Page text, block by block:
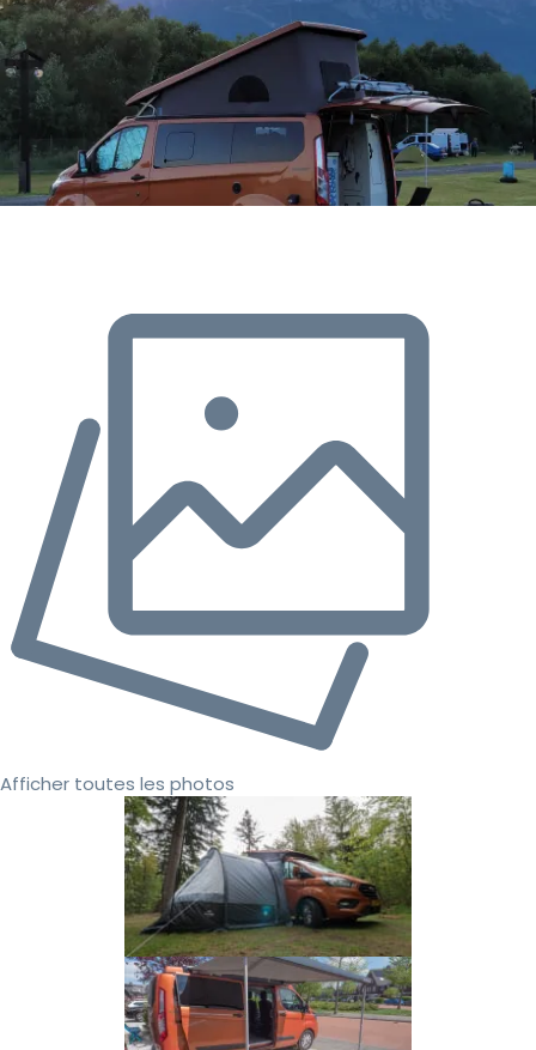
Afficher toutes les photos